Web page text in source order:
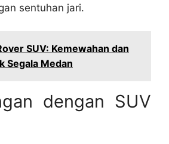
sentuhan jari.
SUV: Kemewahan dan
Segala Medan
dengan SUV